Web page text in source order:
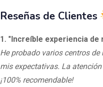
Reseñas de Clientes
1. "Increíble experiencia de
He probado varios centros
mis expectativas. La
¡100% recomendable!